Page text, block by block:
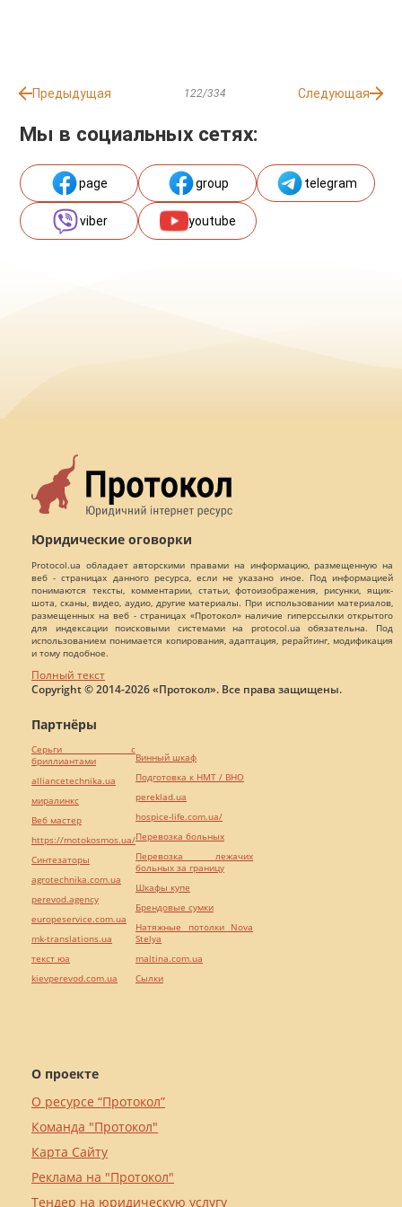
Предыдущая 122/334 Следующая
Мы в социальных сетях:
page group telegram
viber youtube
Юридические оговорки
Protocol.ua обладает авторскими правами на информацию, размещенную на
веб - страницах данного ресурса, если не указано иное. Под информацией
понимаются тексты, комментарии, статьи, фотоизображения, рисунки, ящик-
шота, сканы, видео, аудио, другие материалы. При использовании материалов,
размещенных на веб - страницах «Протокол» наличие гиперссылки открытого
для индексации поисковыми системами на protocol.ua обязательна. Под
использованием понимается копирования, адаптация, рерайтинг, модификация
и тому подобное.
Полный текст
Copyright © 2014-2026 «Протокол». Все права защищены.
О проекте
О ресурсе “Протокол”
Команда "Протокол"
Карта Сайту
Реклама на "Протокол"
Тендер на юридическую услугу
Партнёры
Серьги с
бриллиантами
alliancetechnika.ua
миралинкс
Веб мастер
https://motokosmos.ua/
Синтезаторы
agrotechnika.com.ua
perevod.agency
europeservice.com.ua
mk-translations.ua
текст юа
kievperevod.com.ua
Винный шкаф
Подготовка к НМТ / ВНО
pereklad.ua
hospice-life.com.ua/
Перевозка больных
Перевозка лежачих
больных за границу
Шкафы купе
Брендовые сумки
Натяжные потолки Nova
Stelya
maltina.com.ua
Cылки